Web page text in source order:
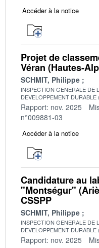
Accéder à la notice
Projet de
Véran (Hautes-
SCHMIT, Philippe
INSPECTION GENERALE DE
DEVELOPPEMENT DURABLE
Rapport: nov. 2025
n°009881-03
Accéder à la notice
Candidature au
"Montségur"
CSSPP
SCHMIT, Philippe
INSPECTION GENERALE DE
DEVELOPPEMENT DURABLE
Rapport: nov. 2025